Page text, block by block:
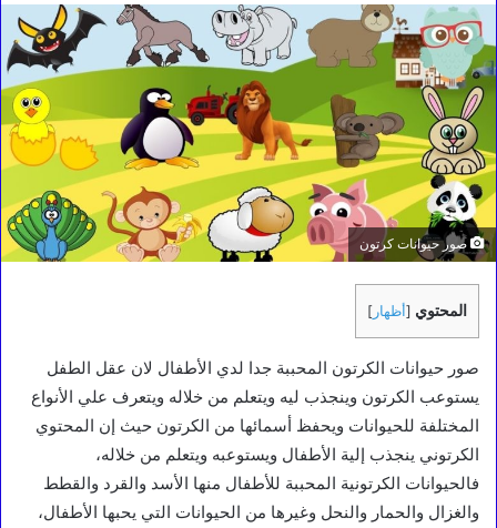
صور حيوانات كرتون
المحتوي [أظهار ]
صور حيوانات الكرتون المحببة جدا لدي الأطفال لان عقل الطفل
يستوعب الكرتون وينجذب ليه ويتعلم من خلاله ويتعرف علي الأنواع
المختلفة للحيوانات ويحفظ أسمائها من الكرتون حيث إن المحتوي
الكرتوني ينجذب إلية الأطفال ويستوعبه ويتعلم من خلاله،
فالحيوانات الكرتونية المحببة للأطفال منها الأسد والقرد والقطط
والغزال والحمار والنحل وغيرها من الحيوانات التي يحبها الأطفال،